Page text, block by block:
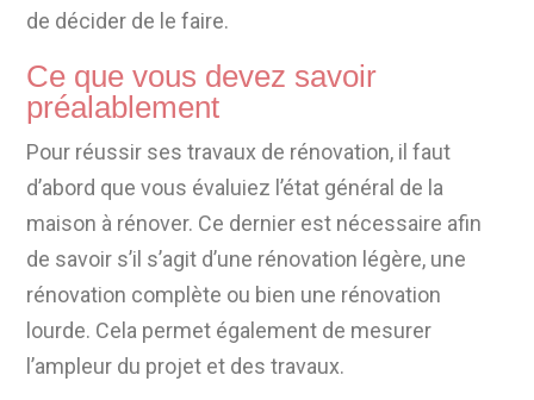
de décider de le faire.
Ce que vous devez savoir
préalablement
Pour réussir ses travaux de rénovation, il faut
d’abord que vous évaluiez l’état général de la
maison à rénover. Ce dernier est nécessaire afin
de savoir s’il s’agit d’une rénovation légère, une
rénovation complète ou bien une rénovation
lourde. Cela permet également de mesurer
l’ampleur du projet et des travaux.